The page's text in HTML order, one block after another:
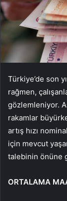
Türkiye’de son
rağmen,
gözlemleniyor.
rakamlar
artış hızı
için mevcut
talebinin önüne
ORTALAMA